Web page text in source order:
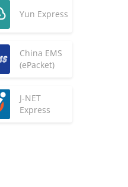
Yun Express
China EMS
(ePacket)
J-NET
Express